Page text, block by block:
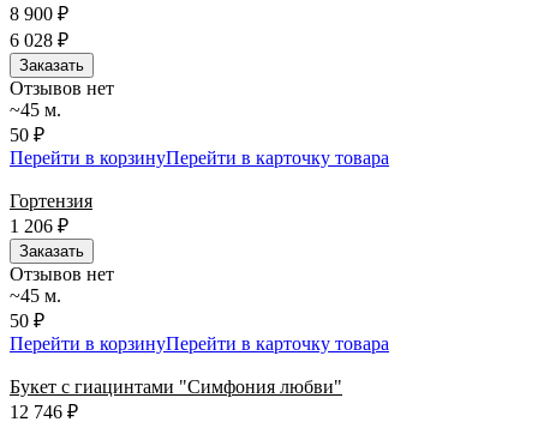
8 900 ₽
6 028 ₽
Заказать
Отзывов нет
~45 м.
50 ₽
Перейти в корзинуПерейти в карточку товара
Гортензия
1 206 ₽
Заказать
Отзывов нет
~45 м.
50 ₽
Перейти в корзинуПерейти в карточку товара
Букет с гиацинтами "Симфония любви"
12 746 ₽